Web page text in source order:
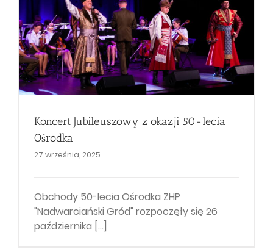
Koncert Jubileuszowy z okazji 50-lecia
Ośrodka
27 września, 2025
Obchody 50-lecia Ośrodka ZHP
"Nadwarciański Gród" rozpoczęły się 26
października [...]